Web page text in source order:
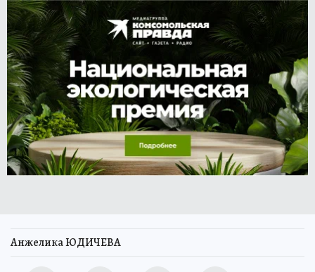
Анжелика ЮДИЧЕВА